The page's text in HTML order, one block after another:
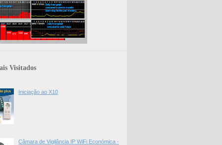
Visitados
Iniciação ao X10
Câmara de Vigilância IP WiFi Económica -